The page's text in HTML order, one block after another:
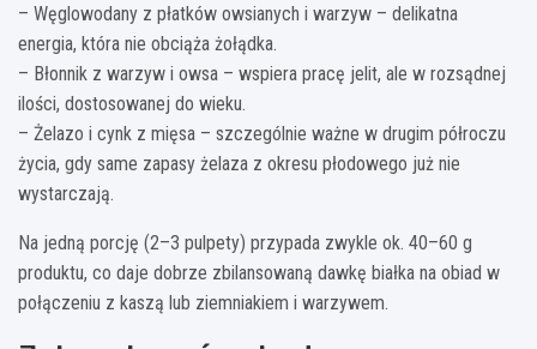
– Węglowodany z płatków owsianych i warzyw – delikatna
energia, która nie obciąża żołądka.
– Błonnik z warzyw i owsa – wspiera pracę jelit, ale w rozsądnej
ilości, dostosowanej do wieku.
– Żelazo i cynk z mięsa – szczególnie ważne w drugim półroczu
życia, gdy same zapasy żelaza z okresu płodowego już nie
wystarczają.
Na jedną porcję (2–3 pulpety) przypada zwykle ok. 40–60 g
produktu, co daje dobrze zbilansowaną dawkę białka na obiad w
połączeniu z kaszą lub ziemniakiem i warzywem.